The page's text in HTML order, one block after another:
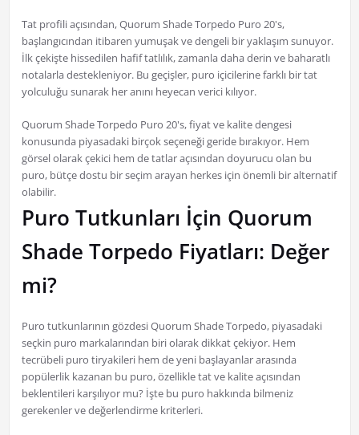
Tat profili açısından, Quorum Shade Torpedo Puro 20's,
başlangıcından itibaren yumuşak ve dengeli bir yaklaşım sunuyor.
İlk çekişte hissedilen hafif tatlılık, zamanla daha derin ve baharatlı
notalarla destekleniyor. Bu geçişler, puro içicilerine farklı bir tat
yolculuğu sunarak her anını heyecan verici kılıyor.
Quorum Shade Torpedo Puro 20's, fiyat ve kalite dengesi
konusunda piyasadaki birçok seçeneği geride bırakıyor. Hem
görsel olarak çekici hem de tatlar açısından doyurucu olan bu
puro, bütçe dostu bir seçim arayan herkes için önemli bir alternatif
olabilir.
Puro Tutkunları İçin Quorum
Shade Torpedo Fiyatları: Değer
mi?
Puro tutkunlarının gözdesi Quorum Shade Torpedo, piyasadaki
seçkin puro markalarından biri olarak dikkat çekiyor. Hem
tecrübeli puro tiryakileri hem de yeni başlayanlar arasında
popülerlik kazanan bu puro, özellikle tat ve kalite açısından
beklentileri karşılıyor mu? İşte bu puro hakkında bilmeniz
gerekenler ve değerlendirme kriterleri.